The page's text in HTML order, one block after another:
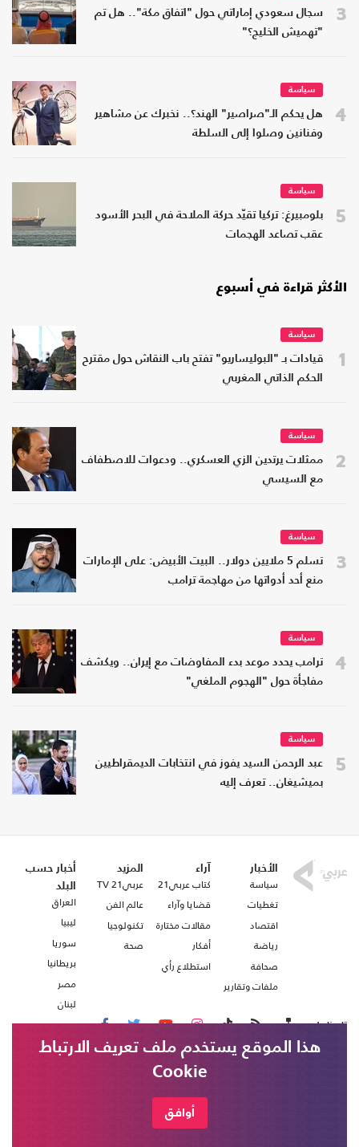
3
سجال سعودي إماراتي حول "اتفاق مكة".. هل تم
"تهميش الخليج؟"
4
سياسة
هل يحكم الـ"صراصير" الهند؟.. نخبرك عن مشاهير
وفنانين وصلوا إلى السلطة
5
سياسة
بلومبيرغ: تركيا تقيّد حركة الملاحة في البحر الأسود
عقب تصاعد الهجمات
الأكثر قراءة في أسبوع
1
سياسة
قيادات بـ "البوليساريو" تفتح باب النقاش حول مقترح
الحكم الذاتي المغربي
2
سياسة
ممثلات يرتدين الزي العسكري.. ودعوات للاصطفاف
مع السيسي
3
سياسة
تسلم 5 ملايين دولار.. البيت الأبيض: على الإمارات
منع أحد أدواتها من مهاجمة ترامب
4
سياسة
ترامب يحدد موعد بدء المفاوضات مع إيران.. ويكشف
مفاجأة حول "الهجوم الملغي"
5
سياسة
عبد الرحمن السيد يفوز في انتخابات الديمقراطيين
بميشيغان.. تعرف إليه
التلفزيون السوري: قوات الاحتلال الإسرائيلي
تتوغل في قرية الصمدانية الشرقية بريف
الأخبار
سياسة
تغطيات
اقتصاد
رياضة
صحافة
ملفات وتقارير
آراء
كتاب عربي21
قضايا وآراء
مقالات مختارة
أفكار
استطلاع رأي
المزيد
عربي21 TV
عالم الفن
تكنولوجيا
صحة
أخبار حسب
البلد
العراق
ليبيا
سوريا
بريطانيا
مصر
لبنان
تابعنا على
هذا الموقع يستخدم ملف تعريف الارتباط
Cookie
أوافق